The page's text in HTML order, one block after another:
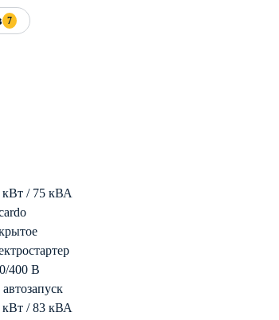
7
кВт / 75 кВА
400 В
автозапуск
кВт / 83 кВА